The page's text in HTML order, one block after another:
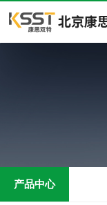
产品中心